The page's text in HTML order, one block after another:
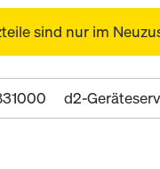
sind nur im
d2-